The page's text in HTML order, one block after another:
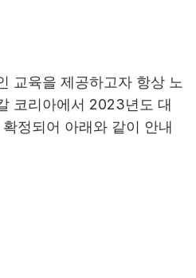
교육을 제공하고자 항상 노
코리아에서 2023년도 대
정되어 아래와 같이 안내